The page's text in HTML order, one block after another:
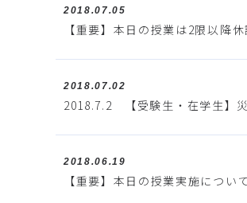
2018.07.05
【重要】本日の授業は2限以降
2018.07.02
2018.7.2 【受験生・在学生】
2018.06.19
【重要】本日の授業実施につい